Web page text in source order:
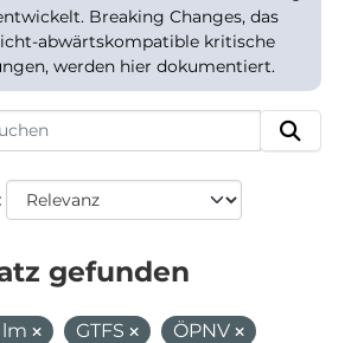
Breaking Changes, das
abwärtskompatible kritische
werden hier dokumentiert.
gefunden
GTFS
ÖPNV